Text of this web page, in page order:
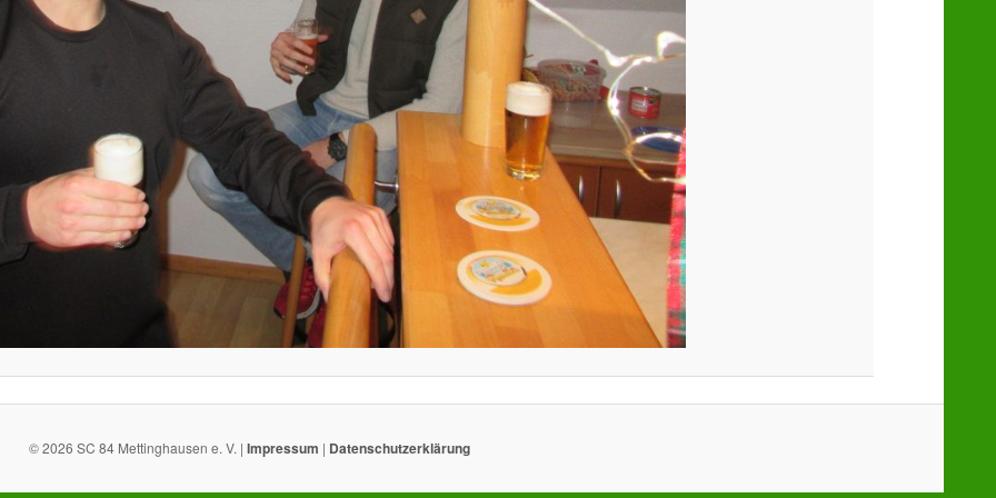
© 2026 SC 84 Mettinghausen e. V. | Impressum | Datenschutzerklärung